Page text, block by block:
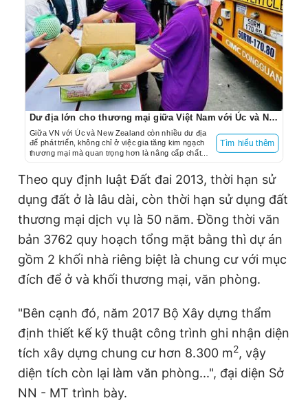
Dư địa lớn cho thương mại giữa Việt Nam với Úc và New Zealand
Giữa VN với Úc và New Zealand còn nhiều dư địa
để phát triển, không chỉ ở việc gia tăng kim ngạch
thương mại mà quan trọng hơn là nâng cấp chất
lượng hợp tác, đầu tư để tham gia sâu hơn vào
Tìm hiểu thêm
Theo quy định luật Đất đai 2013, thời hạn sử
dụng đất ở là lâu dài, còn thời hạn sử dụng đất
thương mại dịch vụ là 50 năm. Đồng thời văn
bản 3762 quy hoạch tổng mặt bằng thì dự án
gồm 2 khối nhà riêng biệt là chung cư với mục
đích để ở và khối thương mại, văn phòng.
"Bên cạnh đó, năm 2017 Bộ Xây dựng thẩm
định thiết kế kỹ thuật công trình ghi nhận diện
tích xây dựng chung cư hơn 8.300 m2, vậy
diện tích còn lại làm văn phòng...", đại diện Sở
NN - MT trình bày.